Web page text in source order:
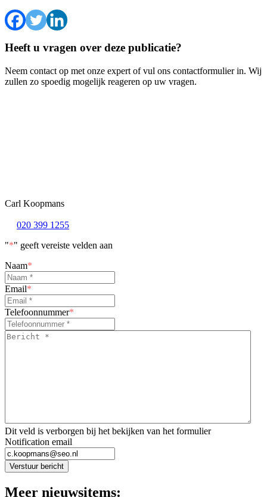
Heeft u vragen over deze publicatie?
Neem contact op met onze expert of vul ons contactformulier in. Wij
zullen zo spoedig mogelijk reageren op uw vragen.
Carl Koopmans
020 399 1255
"*" geeft vereiste velden aan
Naam*
Email*
Telefoonnummer*
Bericht
Dit veld is verborgen bij het bekijken van het formulier
Notification email
Verstuur bericht
Meer nieuwsitems: